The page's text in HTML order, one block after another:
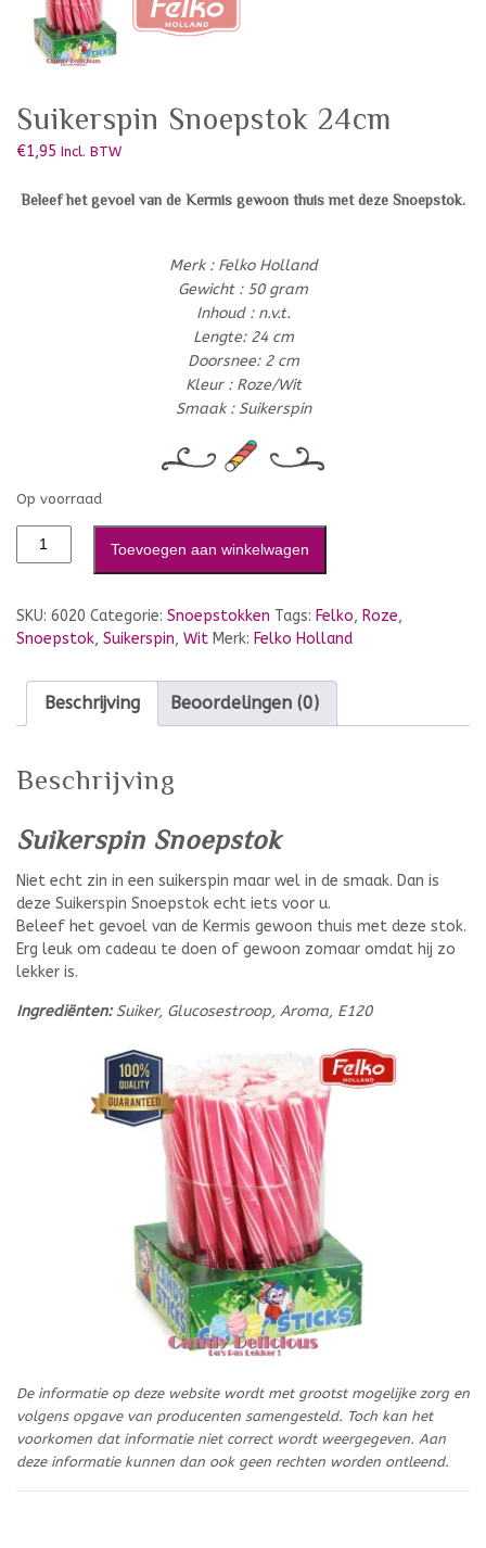
Suikerspin Snoepstok 24cm
€1,95 Incl. BTW
Beleef het gevoel van de Kermis gewoon thuis met deze Snoepstok.
Merk : Felko Holland
Gewicht : 50 gram
Inhoud : n.v.t.
Lengte: 24 cm
Doorsnee: 2 cm
Kleur : Roze/Wit
Smaak : Suikerspin
Op voorraad
Toevoegen aan winkelwagen
SKU: 6020 Categorie: Snoepstokken Tags: Felko, Roze,
Snoepstok, Suikerspin, Wit Merk: Felko Holland
Beschrijving Beoordelingen (0)
Beschrijving
Suikerspin Snoepstok
Niet echt zin in een suikerspin maar wel in de smaak. Dan is
deze Suikerspin Snoepstok echt iets voor u.
Beleef het gevoel van de Kermis gewoon thuis met deze stok.
Erg leuk om cadeau te doen of gewoon zomaar omdat hij zo
lekker is.
Ingrediënten:Suiker, Glucosestroop, Aroma, E120
De informatie op deze website wordt met grootst mogelijke zorg en
volgens opgave van producenten samengesteld. Toch kan het
voorkomen dat informatie niet correct wordt weergegeven. Aan
deze informatie kunnen dan ook geen rechten worden ontleend.